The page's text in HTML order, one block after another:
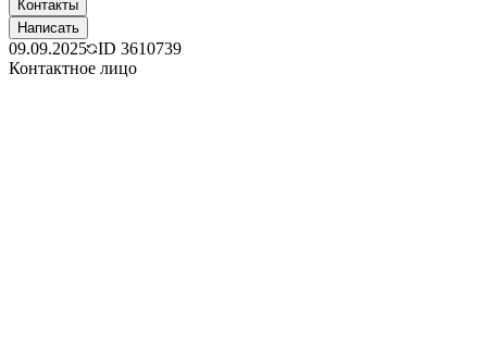
Контакты
Написать
09.09.2025 ID 3610739
Контактное лицо